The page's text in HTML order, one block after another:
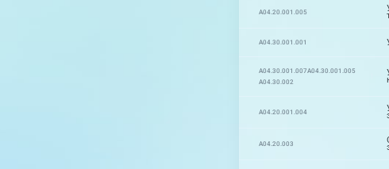
A04.20.001.005
A04.30.001.001
A04.30.001.007A04.30.001.005
A04.30.002
A04.20.001.004
A04.20.003